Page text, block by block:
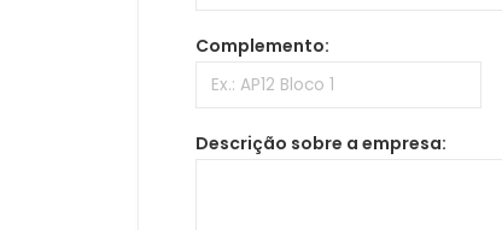
Complemento:
Descrição sobre a empresa: